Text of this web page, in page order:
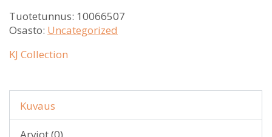
Tuotetunnus: 10066507
Osasto: Uncategorized
KJ Collection
Kuvaus